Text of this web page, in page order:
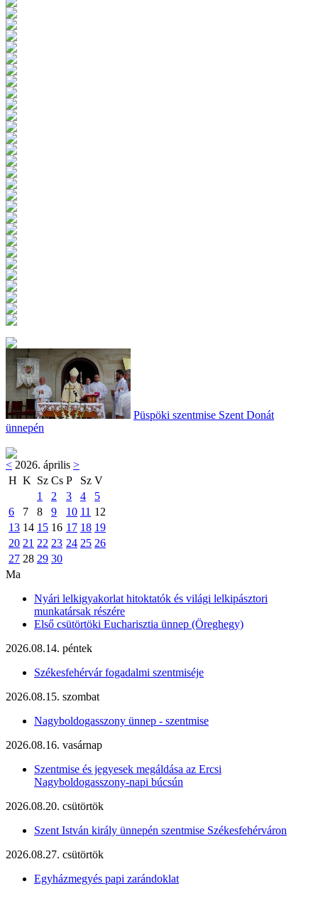
Püspöki szentmise Szent Donát
ünnepén
< 2026. április >
H K Sz Cs P Sz V
1
2 3 4
5
6
7 8 9 10 11 12
13 14 15 16 17 18 19
20 21 22 23 24 25 26
27 28 29 30
Ma
Nyári lelkigyakorlat hitoktatók és világi lelkipásztori
munkatársak részére
Első csütörtöki Eucharisztia ünnep (Öreghegy)
2026.08.14. péntek
Székesfehérvár fogadalmi szentmiséje
2026.08.15. szombat
Nagyboldogasszony ünnep - szentmise
2026.08.16. vasárnap
Szentmise és jegyesek megáldása az Ercsi
Nagyboldogasszony-napi búcsún
2026.08.20. csütörtök
Szent István király ünnepén szentmise Székesfehérváron
2026.08.27. csütörtök
Egyházmegyés papi zarándoklat